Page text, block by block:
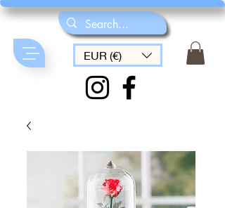
EUR (€)